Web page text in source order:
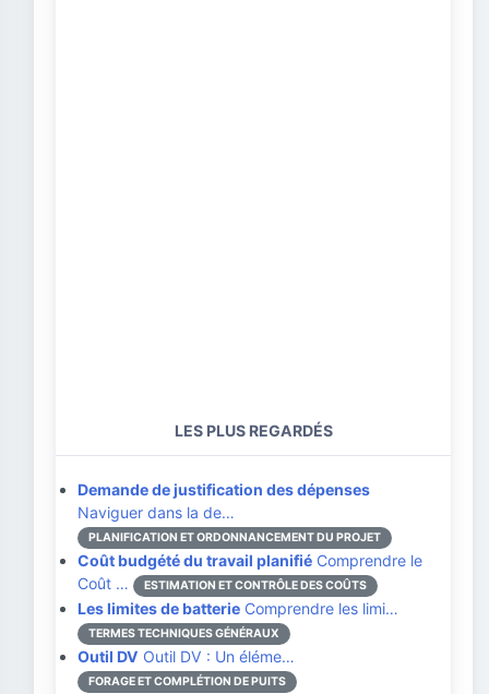
LES PLUS REGARDÉS
Demande de justification des dépenses
Naviguer dans la de…
PLANIFICATION ET ORDONNANCEMENT DU PROJET
Coût budgété du travail planifié Comprendre le
Coût …
ESTIMATION ET CONTRÔLE DES COÛTS
Les limites de batterie Comprendre les limi…
TERMES TECHNIQUES GÉNÉRAUX
Outil DV Outil DV : Un éléme…
FORAGE ET COMPLÉTION DE PUITS